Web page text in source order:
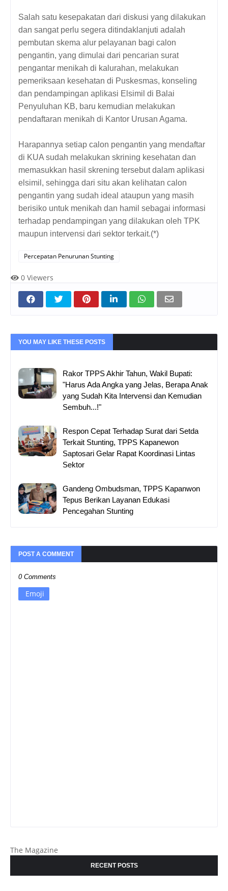
Salah satu kesepakatan dari diskusi yang dilakukan
dan sangat perlu segera ditindaklanjuti adalah
pembutan skema alur pelayanan bagi calon
pengantin, yang dimulai dari pencarian surat
pengantar menikah di kalurahan, melakukan
pemeriksaan kesehatan di Puskesmas, konseling
dan pendampingan aplikasi Elsimil di Balai
Penyuluhan KB, baru kemudian melakukan
pendaftaran menikah di Kantor Urusan Agama.
Harapannya setiap calon pengantin yang mendaftar
di KUA sudah melakukan skrining kesehatan dan
memasukkan hasil skrening tersebut dalam aplikasi
elsimil, sehingga dari situ akan kelihatan calon
pengantin yang sudah ideal ataupun yang masih
berisiko untuk menikah dan hamil sebagai informasi
terhadap pendampingan yang dilakukan oleh TPK
maupun intervensi dari sektor terkait.(*)
Percepatan Penurunan Stunting
0 Viewers
YOU MAY LIKE THESE POSTS
Rakor TPPS Akhir Tahun, Wakil Bupati:
"Harus Ada Angka yang Jelas, Berapa Anak
yang Sudah Kita Intervensi dan Kemudian
Sembuh...!"
Respon Cepat Terhadap Surat dari Setda
Terkait Stunting, TPPS Kapanewon
Saptosari Gelar Rapat Koordinasi Lintas
Sektor
Gandeng Ombudsman, TPPS Kapanwon
Tepus Berikan Layanan Edukasi
Pencegahan Stunting
POST A COMMENT
0 Comments
Emoji
The Magazine
RECENT POSTS